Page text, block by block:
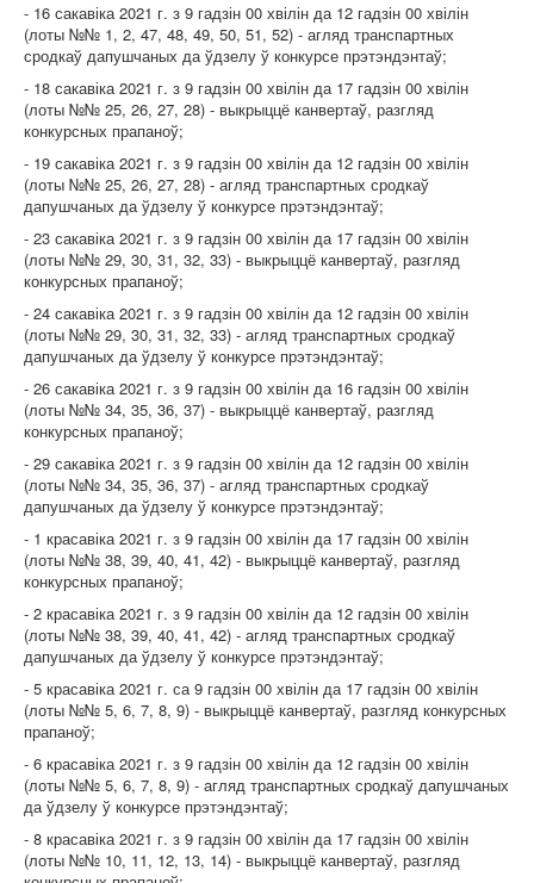
- 16 сакавіка 2021 г. з 9 гадзін 00 хвілін да 12 гадзін 00 хвілін
(лоты №№ 1, 2, 47, 48, 49, 50, 51, 52) - агляд транспартных
сродкаў дапушчаных да ўдзелу ў конкурсе прэтэндэнтаў;
- 18 сакавіка 2021 г. з 9 гадзін 00 хвілін да 17 гадзін 00 хвілін
(лоты №№ 25, 26, 27, 28) - выкрыццё канвертаў, разгляд
конкурсных прапаноў;
- 19 сакавіка 2021 г. з 9 гадзін 00 хвілін да 12 гадзін 00 хвілін
(лоты №№ 25, 26, 27, 28) - агляд транспартных сродкаў
дапушчаных да ўдзелу ў конкурсе прэтэндэнтаў;
- 23 сакавіка 2021 г. з 9 гадзін 00 хвілін да 17 гадзін 00 хвілін
(лоты №№ 29, 30, 31, 32, 33) - выкрыццё канвертаў, разгляд
конкурсных прапаноў;
- 24 сакавіка 2021 г. з 9 гадзін 00 хвілін да 12 гадзін 00 хвілін
(лоты №№ 29, 30, 31, 32, 33) - агляд транспартных сродкаў
дапушчаных да ўдзелу ў конкурсе прэтэндэнтаў;
- 26 сакавіка 2021 г. з 9 гадзін 00 хвілін да 16 гадзін 00 хвілін
(лоты №№ 34, 35, 36, 37) - выкрыццё канвертаў, разгляд
конкурсных прапаноў;
- 29 сакавіка 2021 г. з 9 гадзін 00 хвілін да 12 гадзін 00 хвілін
(лоты №№ 34, 35, 36, 37) - агляд транспартных сродкаў
дапушчаных да ўдзелу ў конкурсе прэтэндэнтаў;
- 1 красавіка 2021 г. з 9 гадзін 00 хвілін да 17 гадзін 00 хвілін
(лоты №№ 38, 39, 40, 41, 42) - выкрыццё канвертаў, разгляд
конкурсных прапаноў;
- 2 красавіка 2021 г. з 9 гадзін 00 хвілін да 12 гадзін 00 хвілін
(лоты №№ 38, 39, 40, 41, 42) - агляд транспартных сродкаў
дапушчаных да ўдзелу ў конкурсе прэтэндэнтаў;
- 5 красавіка 2021 г. са 9 гадзін 00 хвілін да 17 гадзін 00 хвілін
(лоты №№ 5, 6, 7, 8, 9) - выкрыццё канвертаў, разгляд конкурсных
прапаноў;
- 6 красавіка 2021 г. з 9 гадзін 00 хвілін да 12 гадзін 00 хвілін
(лоты №№ 5, 6, 7, 8, 9) - агляд транспартных сродкаў дапушчаных
да ўдзелу ў конкурсе прэтэндэнтаў;
- 8 красавіка 2021 г. з 9 гадзін 00 хвілін да 17 гадзін 00 хвілін
(лоты №№ 10, 11, 12, 13, 14) - выкрыццё канвертаў, разгляд